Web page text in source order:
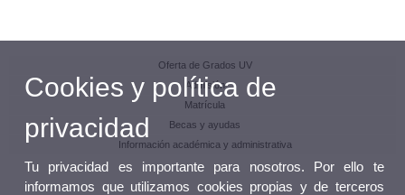
Oferta de Grados UV
Admisión
Matrícula
Becas y ayudas
Información académica y administrativa
Cookies y política de
privacidad
Tu privacidad es importante para nosotros. Por ello te
informamos que utilizamos cookies propias y de terceros